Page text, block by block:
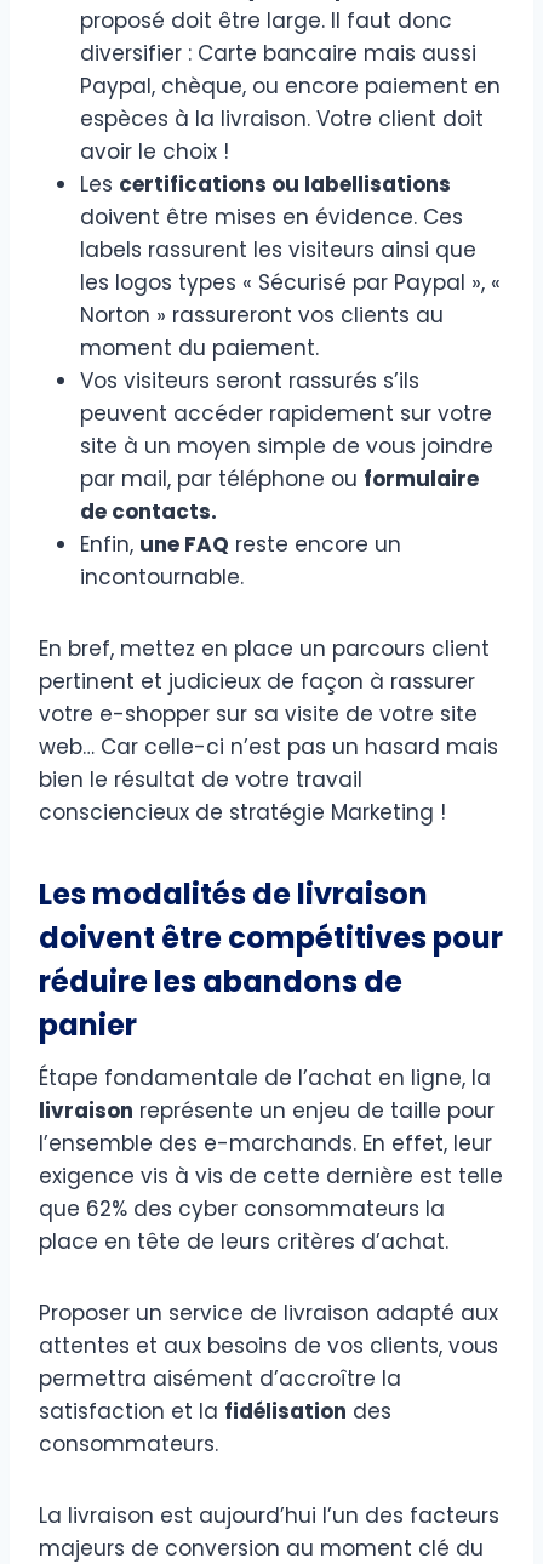
proposé doit être large. Il faut donc
diversifier : Carte bancaire mais aussi
Paypal, chèque, ou encore paiement en
espèces à la livraison. Votre client doit
avoir le choix !
Les certifications ou labellisations
doivent être mises en évidence. Ces
labels rassurent les visiteurs ainsi que
les logos types « Sécurisé par Paypal », «
Norton » rassureront vos clients au
moment du paiement.
Vos visiteurs seront rassurés s’ils
peuvent accéder rapidement sur votre
site à un moyen simple de vous joindre
par mail, par téléphone ou formulaire
de contacts.
Enfin, une FAQ reste encore un
incontournable.
En bref, mettez en place un parcours client
pertinent et judicieux de façon à rassurer
votre e-shopper sur sa visite de votre site
web… Car celle-ci n’est pas un hasard mais
bien le résultat de votre travail
consciencieux de stratégie Marketing !
Les modalités de livraison
doivent être compétitives pour
réduire les abandons de
panier
Étape fondamentale de l’achat en ligne, la
livraison représente un enjeu de taille pour
l’ensemble des e-marchands. En effet, leur
exigence vis à vis de cette dernière est telle
que 62% des cyber consommateurs la
place en tête de leurs critères d’achat.
Proposer un service de livraison adapté aux
attentes et aux besoins de vos clients, vous
permettra aisément d’accroître la
satisfaction et la fidélisation des
consommateurs.
La livraison est aujourd’hui l’un des facteurs
majeurs de conversion au moment clé du